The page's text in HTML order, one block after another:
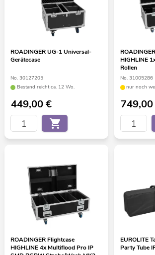
ROADINGER UG-1 Universal-
Gerätecase
No. 30127205
Bestand reicht ca. 12 Wo.
449,00€
HIGHLINE
Rollen
No. 31005286
nur noch
749,00
ROADINGER Flightcase
HIGHLINE 4x Multiflood Pro IP
EUROLITE
Party Tube